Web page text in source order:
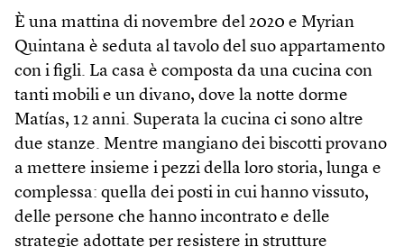
È una mattina di novembre del 2020 e Myrian
Quintana è seduta al tavolo del suo appartamento
con i figli. La casa è composta da una cucina con
tanti mobili e un divano, dove la notte dorme
Matías, 12 anni. Superata la cucina ci sono altre
due stanze. Mentre mangiano dei biscotti provano
a mettere insieme i pezzi della loro storia, lunga e
complessa: quella dei posti in cui hanno vissuto,
delle persone che hanno incontrato e delle
strategie adottate per resistere in strutture